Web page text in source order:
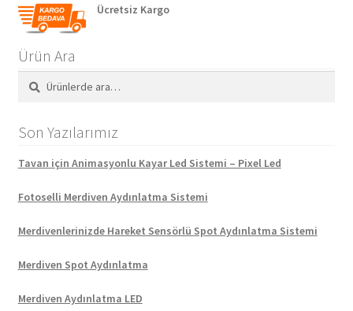
Ücretsiz Kargo
Ürün Ara
Ara:
Ara
Son Yazılarımız
Tavan için Animasyonlu Kayar Led Sistemi – Pixel Led
Fotoselli Merdiven Aydınlatma Sistemi
Merdivenlerinizde Hareket Sensörlü Spot Aydınlatma Sistemi
Merdiven Spot Aydınlatma
Merdiven Aydınlatma LED